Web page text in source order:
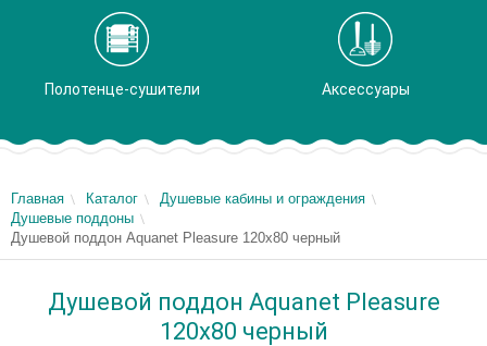
Полотенце-сушители Аксессуары
Главная Каталог
Душевые кабины и ограждения
Душевые поддоны
Душевой поддон Aquanet Pleasure 120х80 черный
Душевой поддон Aquanet Pleasure
120х80 черный